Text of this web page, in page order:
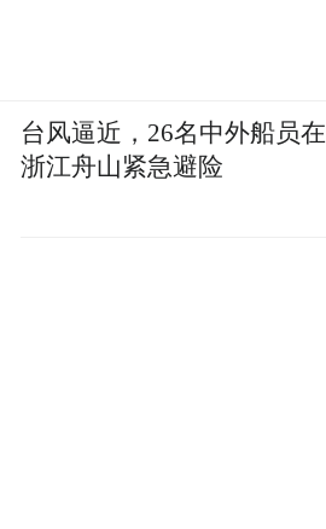
台风逼近，26名中外船员在
浙江舟山紧急避险